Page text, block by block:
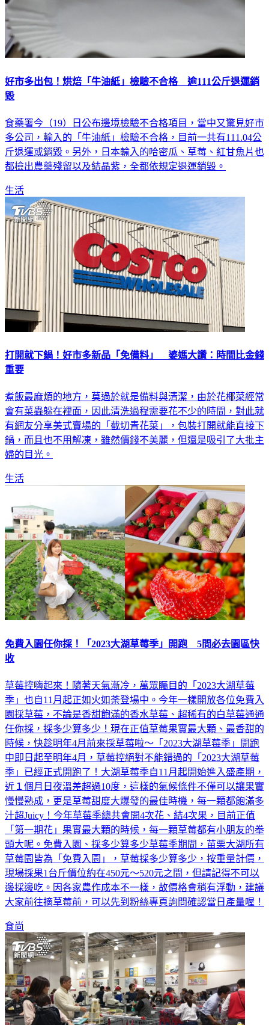
好市多出包！烘焙「牛油紙」檢驗不合格 逾111公斤退運銷
毀
食藥署今（19）日公布邊境檢驗不合格項目，當中又驚見好市
多公司，輸入的「牛油紙」檢驗不合格，目前一共有111.04公
斤退運或銷毀。另外，日本輸入的哈密瓜、草莓、紅甘魚片也
都檢出農藥殘留以及結晶紫，全都依規定退運銷毀。
生活
打開就下鍋！好市多新品「免備料」 婆媽大讚：時間比金錢
重要
煮飯最麻煩的地方，莫過於就是備料與清潔，由於花椰菜經常
會有菜蟲躲在裡面，因此清洗過程需要花不少的時間，對此就
有網友分享美式賣場的「截切青花菜」，包裝打開就能直接下
鍋，而且也不用解凍，雖然價錢不美麗，但還是吸引了大批主
婦的目光。
生活
免費入園任你採！「2023大湖草莓季」開跑 5間必去園區快
收
草莓控嗨起來！隨著天氣漸冷，萬眾矚目的「2023大湖草莓
季」也自11月起正如火如荼登場中。今年一樣開放各位免費入
園採草莓，不論是香甜飽滿的香水草莓、超稀有的白草莓通通
任你採，採多少算多少！現在正值草莓果實最大顆、最香甜的
時候，快趁明年4月前來採草莓啦～「2023大湖草莓季」開跑
中即日起至明年4月，草莓控絕對不能錯過的「2023大湖草莓
季」已經正式開跑了！大湖草莓季自11月起開始進入盛產期，
近１個月日夜溫差超過10度，這樣的氣候條件不僅可以讓果實
慢慢熟成，更是草莓甜度大爆發的最佳時機，每一顆都飽滿多
汁超Juicy！今年草莓季總共會開4次花、結4次果，目前正值
「第一期花」果實最大顆的時候，每一顆草莓都有小朋友的拳
頭大呢。免費入園、採多少算多少草莓季期間，苗栗大湖所有
草莓園皆為「免費入園」，草莓採多少算多少，按重量計價，
現場採果1台斤價位約在450元～520元之間，但請記得不可以
邊採邊吃。因各家農作成本不一樣，故價格會稍有浮動，建議
大家前往摘草莓前，可以先到粉絲專頁詢問確認當日產量喔！
食尚